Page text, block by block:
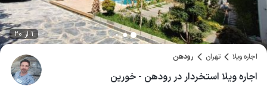
1 از 20
اجاره ویلا تهران رودهن
اجاره ویلا استخردار در رودهن - خورین